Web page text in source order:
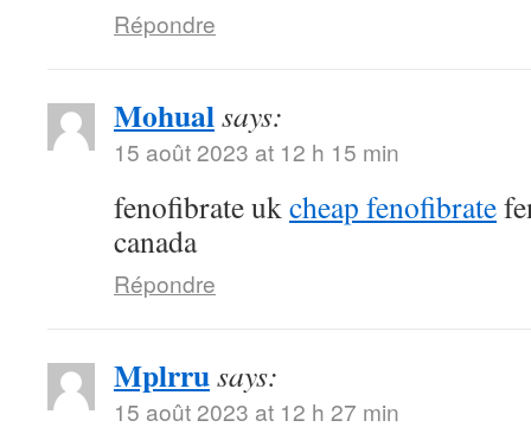
Répondre
Mohualsays:
15 août 2023 at 12 h 15 min
fenofibrate ukcheap fenofibrate
canada
Répondre
Mplrrusays:
15 août 2023 at 12 h 27 min